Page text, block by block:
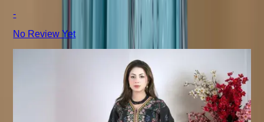
-
No Review Yet